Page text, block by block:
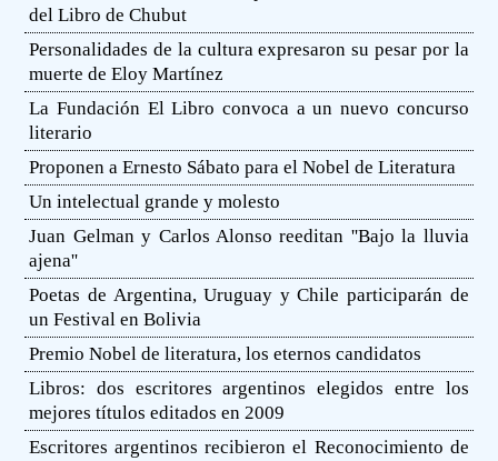
del Libro de Chubut
Personalidades de la cultura expresaron su pesar por la
muerte de Eloy Martínez
La Fundación El Libro convoca a un nuevo concurso
literario
Proponen a Ernesto Sábato para el Nobel de Literatura
Un intelectual grande y molesto
Juan Gelman y Carlos Alonso reeditan ''Bajo la lluvia
ajena''
Poetas de Argentina, Uruguay y Chile participarán de
un Festival en Bolivia
Premio Nobel de literatura, los eternos candidatos
Libros: dos escritores argentinos elegidos entre los
mejores títulos editados en 2009
Escritores argentinos recibieron el Reconocimiento de